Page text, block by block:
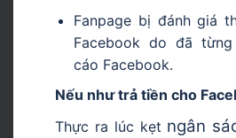
Fanpage bị đánh giá
Facebook do đã
cáo Facebook.
Nếu như trả tiền cho
Thực ra lúc kẹt ngân